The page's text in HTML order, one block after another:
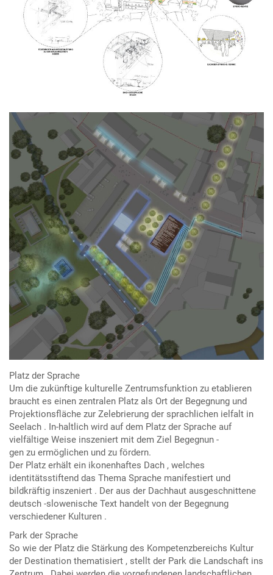
Platz der Sprache
Um die zukünftige kulturelle Zentrumsfunktion zu etablieren
braucht es einen zentralen Platz als Ort der Begegnung und
Projektionsfläche zur Zelebrierung der sprachlichen ielfalt in
Seelach . In-haltlich wird auf dem Platz der Sprache auf
vielfältige Weise inszeniert mit dem Ziel Begegnun -
gen zu ermöglichen und zu fördern.
Der Platz erhält ein ikonenhaftes Dach , welches
identitätsstiftend das Thema Sprache manifestiert und
bildkräftig inszeniert . Der aus der Dachhaut ausgeschnittene
deutsch -slowenische Text handelt von der Begegnung
verschiedener Kulturen .
Park der Sprache
So wie der Platz die Stärkung des Kompetenzbereichs Kultur
der Destination thematisiert , stellt der Park die Landschaft ins